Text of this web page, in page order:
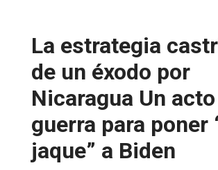
La estrategia
de un éxodo por
Nicaragua Un
guerra para poner
jaque” a Biden